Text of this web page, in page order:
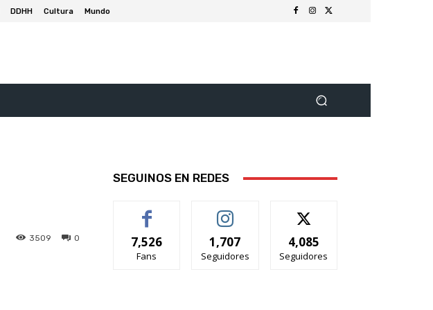
DDHH Cultura Mundo
0
3509
SEGUINOS EN REDES
7,526
Fans
1,707
Seguidores
4,085
Seguidores